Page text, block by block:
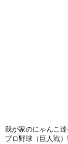
我が家のにゃんこ
プロ野球（巨人戦